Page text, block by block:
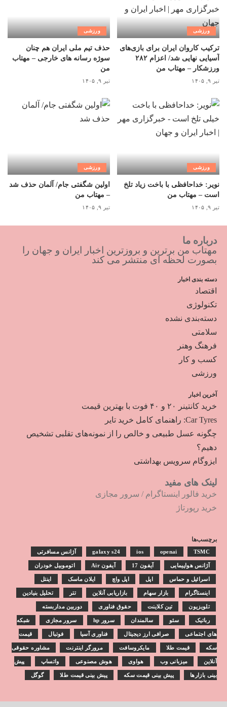
ورزشی
ترکیب کاروان ایران برای بازی‌های
آسیایی نهایی شد/ اعزام ۲۸۲
ورزشکار – مهتاب من
تیر ۹, ۱۴۰۵
ورزشی
حذف تیم ملی ایران هم چنان
سوژه رسانه های خارجی – مهتاب
من
تیر ۹, ۱۴۰۵
ورزشی
نویر: خداحافظی با باخت زیاد تلخ
است – مهتاب من
تیر ۹, ۱۴۰۵
ورزشی
اولین شگفتی جام/ آلمان حذف شد
– مهتاب من
تیر ۹, ۱۴۰۵
درباره ما
مهتاب من برترین و بروزترین اخبار ایران و جهان را
بصورت لحظه ای منتشر می کند
دسته بندی اخبار
اقتصاد
تکنولوژی
دسته‌بندی نشده
سلامتی
فرهنگ وهنر
کسب و کار
ورزشی
آخرین اخبار
خرید کانتینر ۲۰ و ۴۰ فوت با بهترین قیمت
Car Tyres: راهنمای کامل خرید تایر
چگونه عسل طبیعی و خالص را از نمونه‌های تقلبی تشخیص
دهیم؟
ایزوگام سرویس بهداشتی
لینک های مفید
خرید فالور اینستاگرام / سرور مجازی
خرید رپورتاژ
برچسب‌ها
galaxy s24 ios openai TSMC آژانس مسافرتی
آژانس هواپیمایی آیفون 17 آیفون Air اتوموبیل خودران
اسرائیل و حماس اپل اپل واچ ایلان ماسک اینتل
اینستاگرام بازار سهام بازاریابی آنلاین تتر تحلیل بنیادین
تلویزیون تین کلاینت حقوق فناوری دوربین مداربسته
رباتیک سئو سالمندان سرور hp سرور مجازی شبکه
های اجتماعی صرافی ارز دیجیتال فناوری آسیا فوتبال قیمت
سکه قیمت طلا مایکروسافت مرورگر اینترنت مشاوره حقوقی
آنلاین میزبانی وب هواوی هوش مصنوعی واتساپ پیش
بینی بازارها پیش بینی قیمت سکه پیش بینی قیمت طلا گوگل